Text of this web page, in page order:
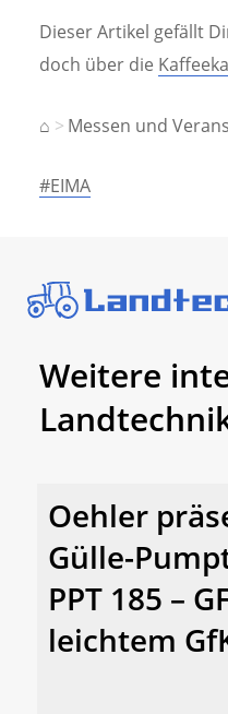
Dieser Artikel gefällt
doch über die
⌂ Messen und
#EIMA
Weitere
Oehler
Gülle-
PPT 185 –
leichtem